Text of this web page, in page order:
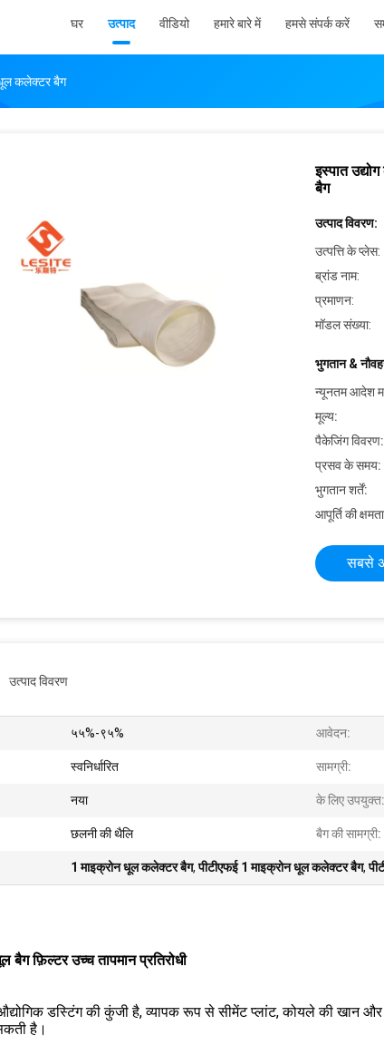
घर उत्पाद वीडियो हमारे बारे में हमसे संपर्क करें
धूल कलेक्टर बैग
इस्पात
बैग
उत्पाद विवरण:
उत्पत्ति के प्लेस:
ब्रांड नाम:
प्रमाणन:
मॉडल संख्या:
भुगतान &
न्यूनतम आदेश
मूल्य:
पैकेजिंग विवरण:
प्रसव के समय:
भुगतान शर्तें:
आपूर्ति की
सबसे
उत्पाद विवरण
५५%-९५% आवेदन:
स्वनिर्धारित सामग्री:
नया के लिए उपयुक्त:
छलनी की थैलि बैग की सामग्री:
1 माइक्रोन धूल कलेक्टर बैग,पीटीएफई 1 माइक्रोन धूल कलेक्टर बैग,
बैग फ़िल्टर उच्च तापमान प्रतिरोधी
डस्टिंग की कुंजी है, व्यापक रूप से सीमेंट प्लांट, कोयले की खान और
है।